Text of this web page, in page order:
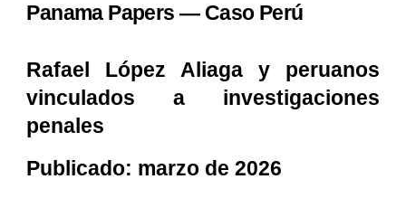
Panama Papers — Caso Perú
Rafael López Aliaga y peruanos
vinculados a investigaciones
penales
Publicado: marzo de 2026